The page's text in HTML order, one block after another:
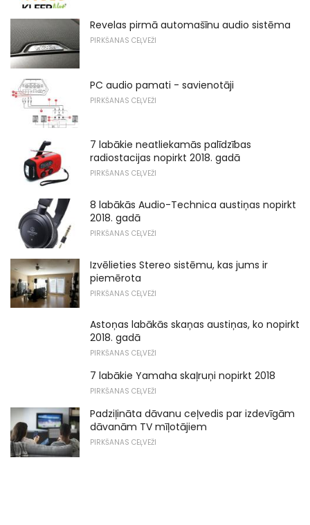
Revelas pirmā automašīnu audio sistēma
PIRKŠANAS CEĻVEŽI
PC audio pamati - savienotāji
PIRKŠANAS CEĻVEŽI
7 labākie neatliekamās palīdzības
radiostacijas nopirkt 2018. gadā
PIRKŠANAS CEĻVEŽI
8 labākās Audio-Technica austiņas nopirkt
2018. gadā
PIRKŠANAS CEĻVEŽI
Izvēlieties Stereo sistēmu, kas jums ir
piemērota
PIRKŠANAS CEĻVEŽI
Astoņas labākās skaņas austiņas, ko nopirkt
2018. gadā
PIRKŠANAS CEĻVEŽI
7 labākie Yamaha skaļruņi nopirkt 2018
PIRKŠANAS CEĻVEŽI
Padziļināta dāvanu ceļvedis par izdevīgām
dāvanām TV mīļotājiem
PIRKŠANAS CEĻVEŽI